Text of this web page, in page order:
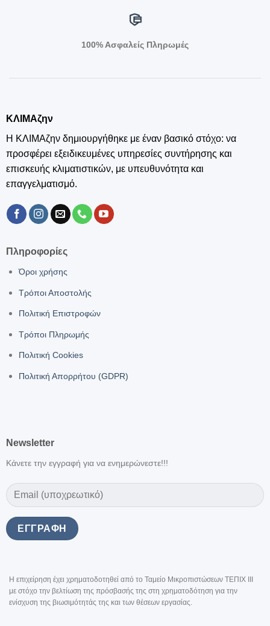
100% Ασφαλείς Πληρωμές
ΚΛΙΜΑζην
Η ΚΛΙΜΑζην δημιουργήθηκε με έναν βασικό στόχο: να
προσφέρει εξειδικευμένες υπηρεσίες συντήρησης και
επισκευής κλιματιστικών, με υπευθυνότητα και
επαγγελματισμό.
Πληροφορίες
Όροι χρήσης
Τρόποι Αποστολής
Πολιτική Επιστροφών
Τρόποι Πληρωμής
Πολιτική Cookies
Πολιτική Απορρήτου (GDPR)
Newsletter
Κάνετε την εγγραφή για να ενημερώνεστε!!!
Η επιχείρηση έχει χρηματοδοτηθεί από το Ταμείο Μικροπιστώσεων ΤΕΠΙΧ III
με στόχο την βελτίωση της πρόσβασής της στη χρηματοδότηση για την
ενίσχυση της βιωσιμότητάς της και των θέσεων εργασίας.